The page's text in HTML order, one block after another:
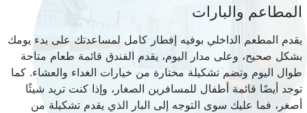
المطاعم والبارات
يقدم المطعم الداخلي بوفيه إفطار كامل لمساعدتك على بدء يومك
بشكل صحيح، وعلى مدار اليوم، يقدم الفندق قائمة طعام متاحة
طوال اليوم وتضم تشكيلة مختارة من خيارات الغداء والعشاء. كما
توجد أيضًا قائمة أطفال للمسافرين الصغار، وإذا كنت تريد شيئًا
أصغر، فما عليك سوى التوجه إلى البار الذي يقدم تشكيلة من